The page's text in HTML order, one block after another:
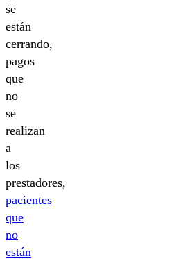
se
están
cerrando,
pagos
que
no
se
realizan
a
los
prestadores,
pacientes
que
no
están